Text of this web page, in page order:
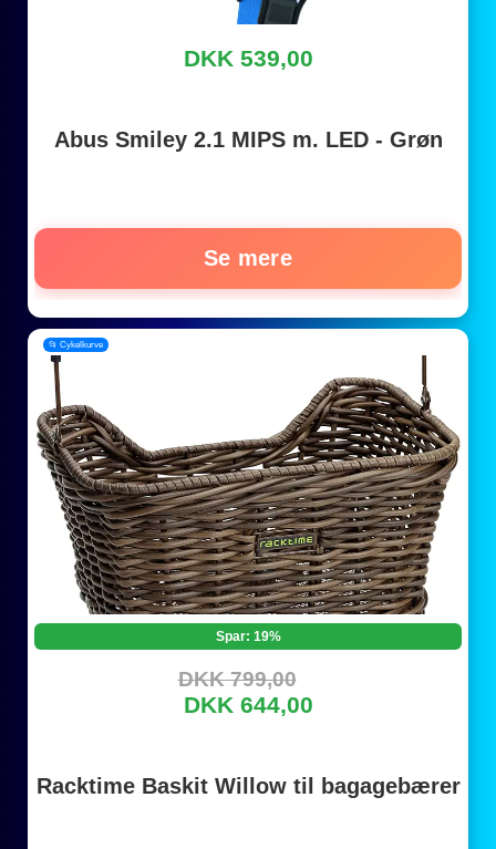
DKK 539,00
Abus Smiley 2.1 MIPS m. LED - Grøn
Se mere
📂 Cykelkurve
Spar: 19%
DKK 799,00
DKK 644,00
Racktime Baskit Willow til bagagebærer